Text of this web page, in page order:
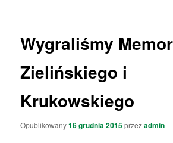
Wygraliśmy
Zielińskiego i
Krukowskiego
Opublikowany16 grudnia 2015przezadmin